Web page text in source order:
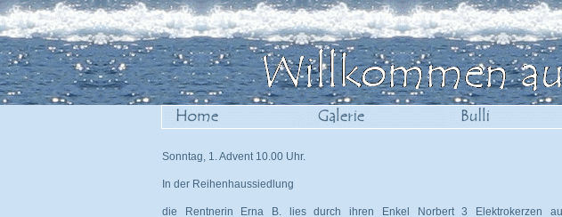
Sonntag, 1. Advent 10.00 Uhr.
In der Reihenhaussiedlung
die Rentnerin Erna B. lies durch ihren Enkel Norbert 3 Elektrokerzen